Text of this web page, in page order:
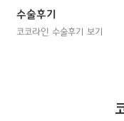
수술후기
코코라인 수술후기 보기